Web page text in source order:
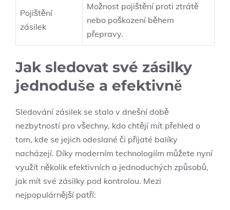
Pojištění
zásilek
Možnost pojištění proti ⁤ztrátě
nebo poškození během‌
přepravy.
Jak sledovat své zásilky
jednoduše a efektivně
Sledování⁤ zásilek ⁤se stalo v dnešní⁣ době
nezbytností pro všechny, kdo chtějí mít přehled​ o
tom, kde ⁣se jejich odeslané ‌či přijaté​ balíky
nacházejí. Díky moderním technologiím můžete nyní⁤
využít několik efektivních a jednoduchých způsobů,
jak mít své zásilky ​pod kontrolou. Mezi
nejpopulárnější patří: